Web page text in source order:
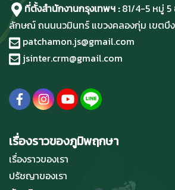
ที่ตั้งสำนักงานกรุงเทพฯ : 81/4-5 หมู่
ลักษณ์ ถนนนวมินทร์ แขวงคลองกุ่ม เขตบึ
patchamon.js@gmail.com
jsinter.crm@gmail.com
เรื่องราวของภูมิพฤกษา
เรื่องราวของเรา
ปรัชญาของเรา